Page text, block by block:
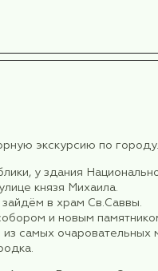
4*:
в 15 минутах
всем необходимым
ресторане